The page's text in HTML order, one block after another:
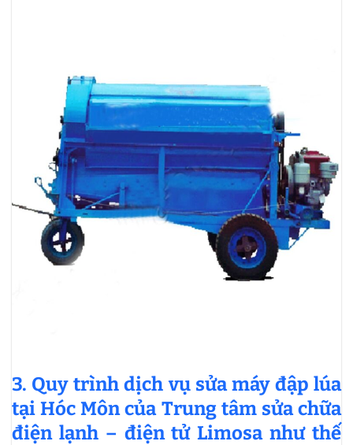
3. Quy trình dịch vụ sửa máy đập lúa
tại Hóc Môn của Trung tâm sửa chữa
điện lạnh – điện tử Limosa như thế